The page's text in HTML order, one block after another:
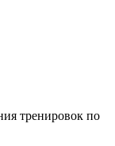
тренировок по